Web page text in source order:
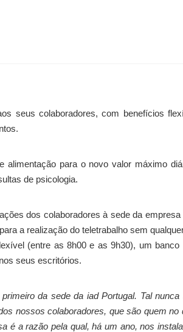
seus colaboradores, com benefícios
alimentação para o novo valor máximo
de psicologia.
dos colaboradores à sede da empresa
a realização do teletrabalho sem
(entre as 8h00 e as 9h30), um banco
seus escritórios.
da sede da iad Portugal. Tal nunca
nossos colaboradores, que são quem no
é a razão pela qual, há um ano, nos